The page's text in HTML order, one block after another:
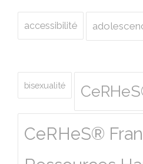
accessibilité
bisexualité
CeRHeS®